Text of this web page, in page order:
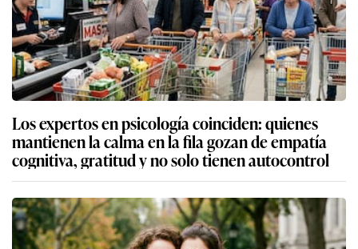
Los expertos en psicología coinciden: quienes
mantienen la calma en la fila gozan de empatía
cognitiva, gratitud y no solo tienen autocontrol